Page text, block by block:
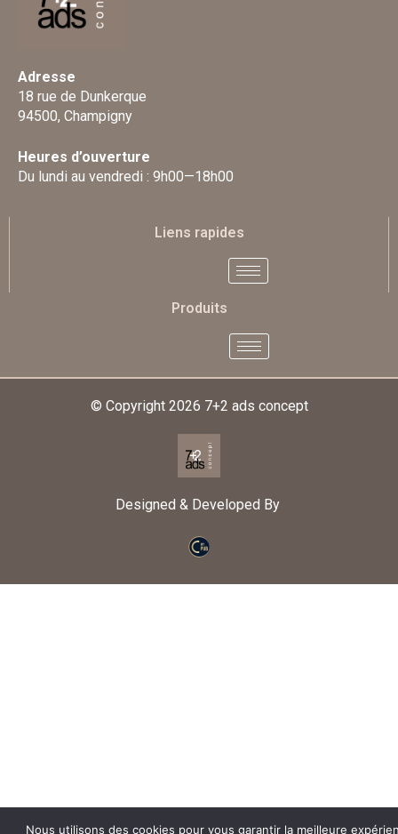
Adresse
18 rue de Dunkerque
94500, Champigny
Heures d’ouverture
Du lundi au vendredi : 9h00—18h00
Liens rapides
Produits
© Copyright 2026 7+2 ads concept
Designed & Developed By
Nous utilisons des cookies pour vous garantir la meilleure